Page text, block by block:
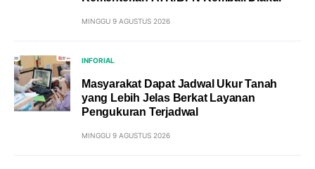
MINGGU 9 AGUSTUS 2026
INFORIAL
Masyarakat Dapat Jadwal Ukur Tanah
yang Lebih Jelas Berkat Layanan
Pengukuran Terjadwal
MINGGU 9 AGUSTUS 2026